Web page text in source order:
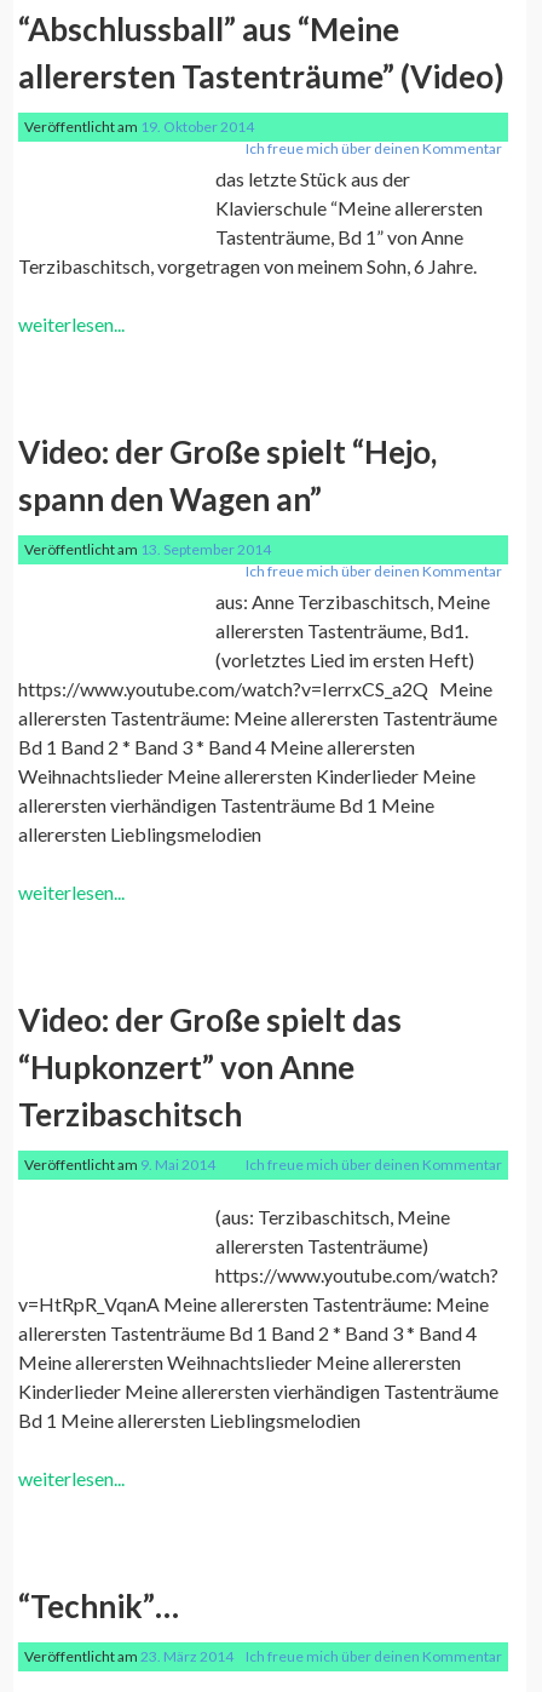
“Abschlussball” aus “Meine
allerersten Tastenträume” (Video)
Veröffentlicht am 19. Oktober 2014
Ich freue mich über deinen Kommentar
das letzte Stück aus der
Klavierschule “Meine allerersten
Tastenträume, Bd 1” von Anne
Terzibaschitsch, vorgetragen von meinem Sohn, 6 Jahre.
weiterlesen...
Video: der Große spielt “Hejo,
spann den Wagen an”
Veröffentlicht am 13. September 2014
Ich freue mich über deinen Kommentar
aus: Anne Terzibaschitsch, Meine
allerersten Tastenträume, Bd1.
(vorletztes Lied im ersten Heft)
https://www.youtube.com/watch?v=IerrxCS_a2Q Meine
allerersten Tastenträume: Meine allerersten Tastenträume
Bd 1 Band 2 * Band 3 * Band 4 Meine allerersten
Weihnachtslieder Meine allerersten Kinderlieder Meine
allerersten vierhändigen Tastenträume Bd 1 Meine
allerersten Lieblingsmelodien
weiterlesen...
Video: der Große spielt das
“Hupkonzert” von Anne
Terzibaschitsch
Veröffentlicht am 9. Mai 2014 Ich freue mich über deinen Kommentar
(aus: Terzibaschitsch, Meine
allerersten Tastenträume)
https://www.youtube.com/watch?
v=HtRpR_VqanA Meine allerersten Tastenträume: Meine
allerersten Tastenträume Bd 1 Band 2 * Band 3 * Band 4
Meine allerersten Weihnachtslieder Meine allerersten
Kinderlieder Meine allerersten vierhändigen Tastenträume
Bd 1 Meine allerersten Lieblingsmelodien
weiterlesen...
“Technik”…
Veröffentlicht am23. März 2014 Ich freue mich über deinen Kommentar